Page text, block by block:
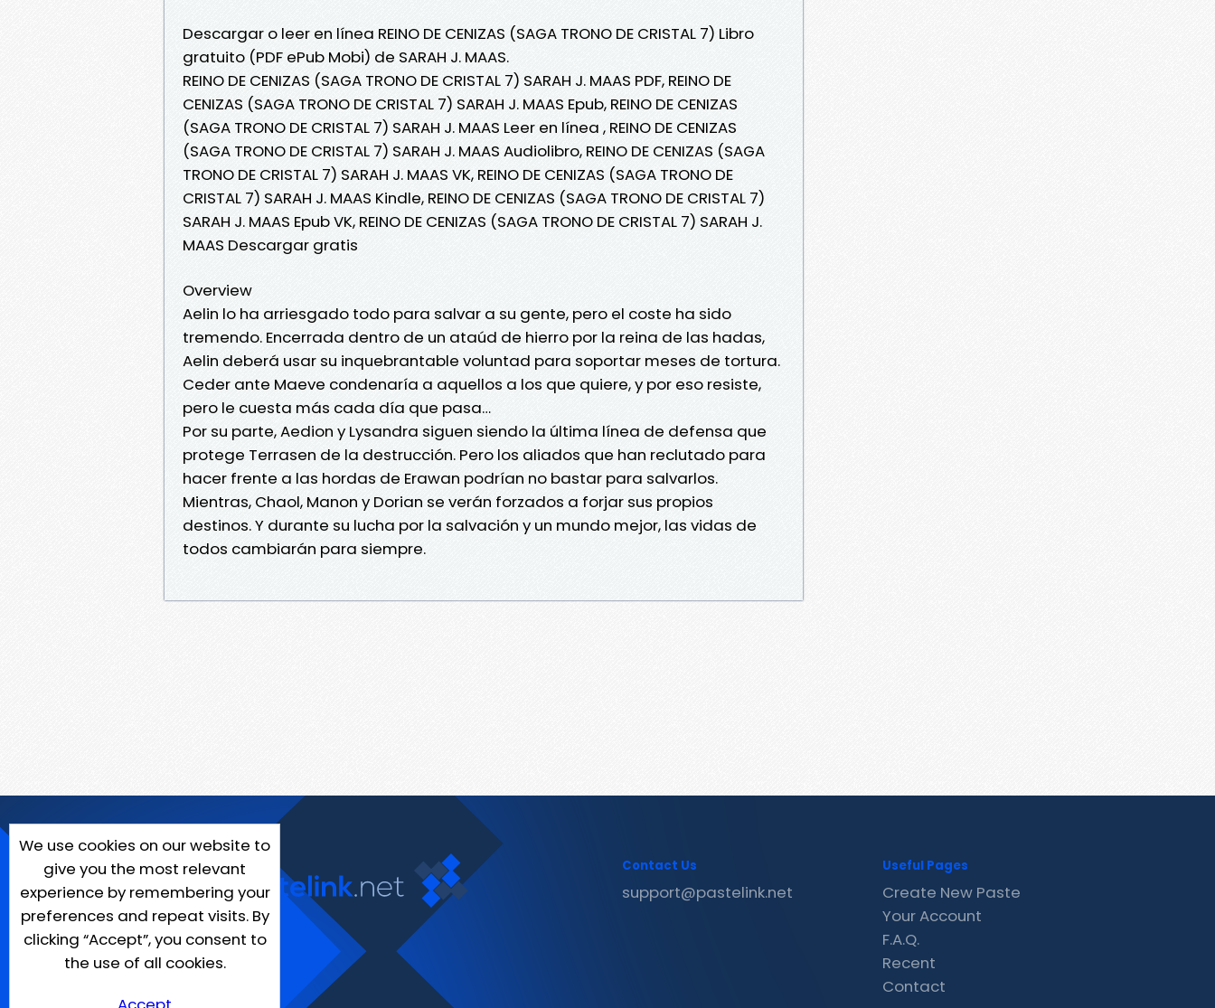
Descargar o leer en línea REINO DE CENIZAS (SAGA TRONO DE CRISTAL 7) Libro
gratuito (PDF ePub Mobi) de SARAH J. MAAS.
REINO DE CENIZAS (SAGA TRONO DE CRISTAL 7) SARAH J. MAAS PDF, REINO DE
CENIZAS (SAGA TRONO DE CRISTAL 7) SARAH J. MAAS Epub, REINO DE CENIZAS
(SAGA TRONO DE CRISTAL 7) SARAH J. MAAS Leer en línea , REINO DE CENIZAS
(SAGA TRONO DE CRISTAL 7) SARAH J. MAAS Audiolibro, REINO DE CENIZAS (SAGA
TRONO DE CRISTAL 7) SARAH J. MAAS VK, REINO DE CENIZAS (SAGA TRONO DE
CRISTAL 7) SARAH J. MAAS Kindle, REINO DE CENIZAS (SAGA TRONO DE CRISTAL 7)
SARAH J. MAAS Epub VK, REINO DE CENIZAS (SAGA TRONO DE CRISTAL 7) SARAH J.
MAAS Descargar gratis
Overview
Aelin lo ha arriesgado todo para salvar a su gente, pero el coste ha sido
tremendo. Encerrada dentro de un ataúd de hierro por la reina de las hadas,
Aelin deberá usar su inquebrantable voluntad para soportar meses de tortura.
Ceder ante Maeve condenaría a aquellos a los que quiere, y por eso resiste,
pero le cuesta más cada día que pasa…
Por su parte, Aedion y Lysandra siguen siendo la última línea de defensa que
protege Terrasen de la destrucción. Pero los aliados que han reclutado para
hacer frente a las hordas de Erawan podrían no bastar para salvarlos.
Mientras, Chaol, Manon y Dorian se verán forzados a forjar sus propios
destinos. Y durante su lucha por la salvación y un mundo mejor, las vidas de
todos cambiarán para siempre.
We use cookies on our website to
give you the most relevant
experience by remembering your
preferences and repeat visits. By
clicking “Accept”, you consent to
the use of all cookies.
Contact Us
support@pastelink.net
Useful Pages
Create New Paste
Your Account
F.A.Q.
Recent
Contact